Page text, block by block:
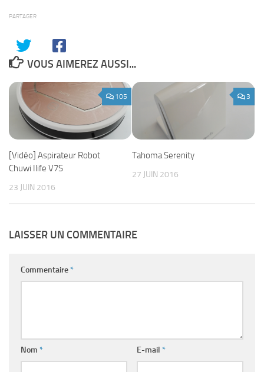
PARTAGER
VOUS AIMEREZ AUSSI...
105
[Vidéo] Aspirateur Robot
Chuwi Ilife V7S
23 JUIN 2016
3
Tahoma Serenity
27 JUIN 2016
LAISSER UN COMMENTAIRE
Commentaire*
Nom * E-mail *